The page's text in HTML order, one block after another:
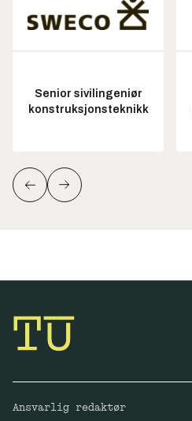
Senior sivilingeniør
konstruksjonsteknikk
Ansvarlig redaktør